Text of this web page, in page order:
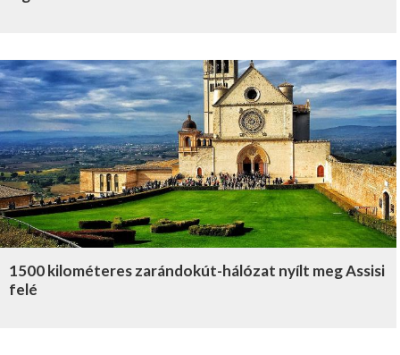
1500 kilométeres zarándokút-hálózat nyílt meg Assisi
felé